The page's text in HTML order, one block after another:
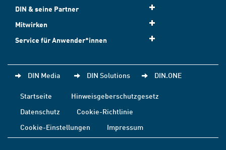
DIN & seine Partner
Mitwirken
Service für Anwender*innen
DIN Media DIN Solutions DIN.ONE
Startseite
Hinweisgeberschutzgesetz
Datenschutz
Cookie-Richtlinie
Cookie-Einstellungen
Impressum